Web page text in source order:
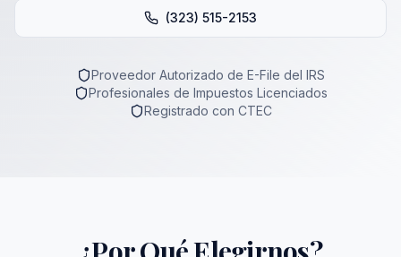
(323) 515-2153
Proveedor Autorizado de E-File del IRS
Profesionales de Impuestos Licenciados
Registrado con CTEC